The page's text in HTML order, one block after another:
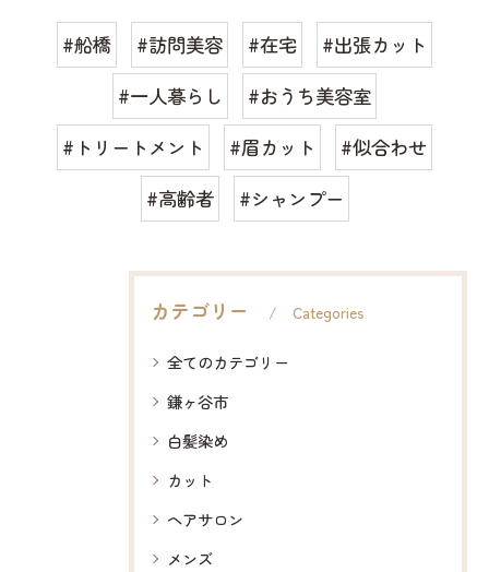
#船橋 #訪問美容 #在宅
#出張カット
#一人暮らし
#おうち美容室
#トリートメント
#眉カット
#似合わせ
#高齢者
#シャンプー
カテゴリー Categories
全てのカテゴリー
鎌ヶ谷市
白髪染め
カット
ヘアサロン
メンズ